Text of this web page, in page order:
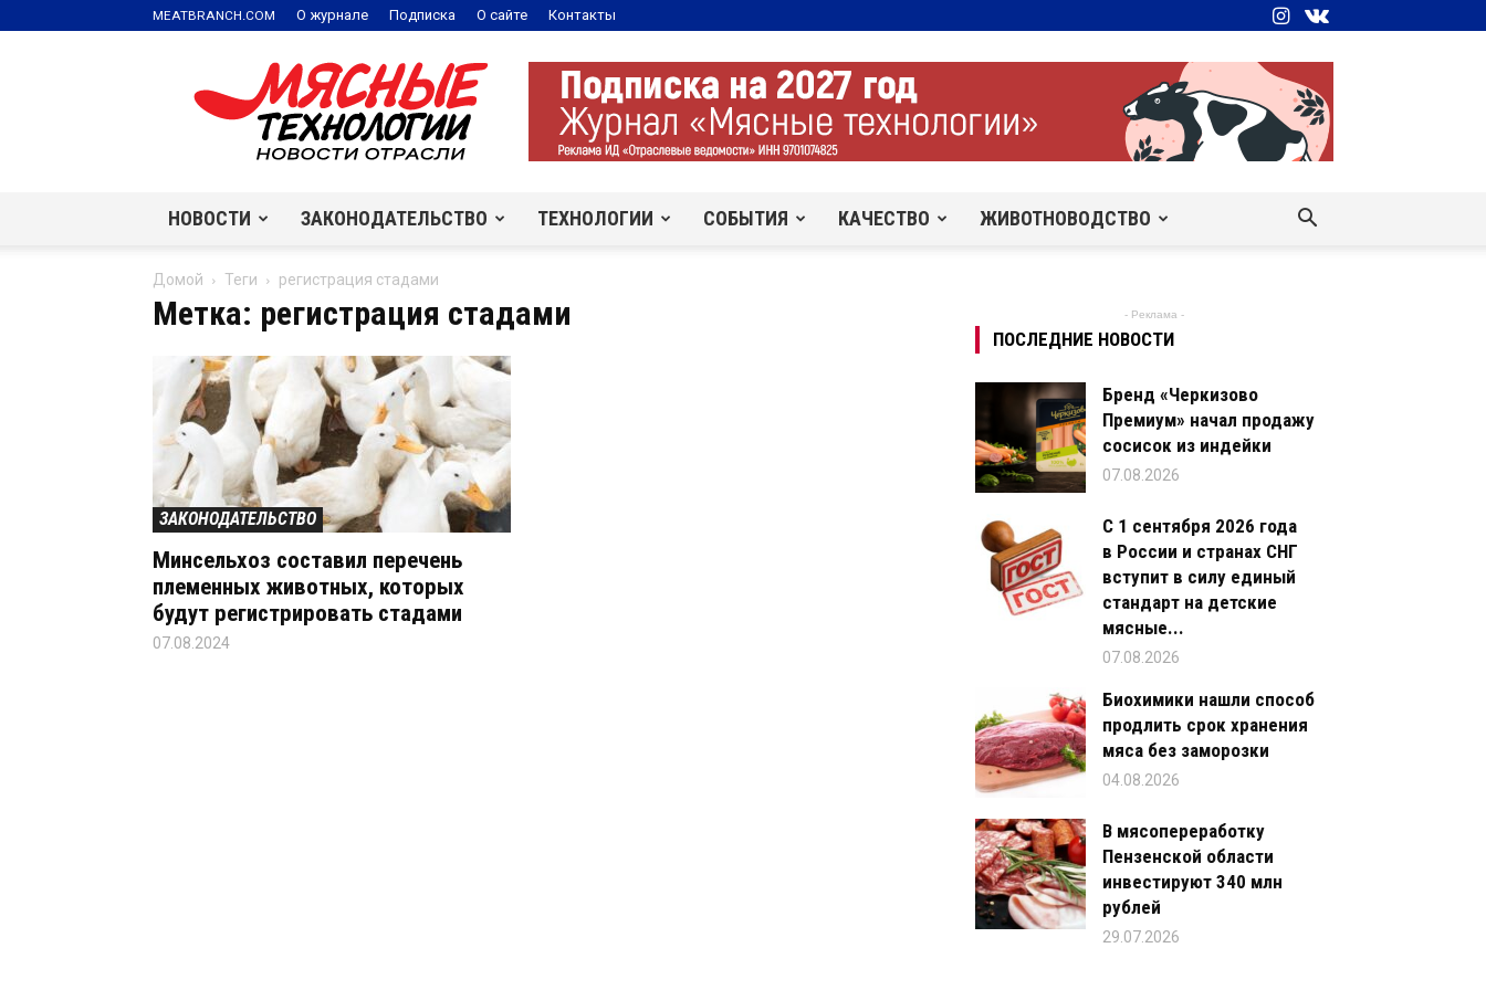
MEATBRANCH.COM О журнале Подписка О сайте Контакты
Мясные
технологии
|
Новости
отрасли
НОВОСТИ ЗАКОНОДАТЕЛЬСТВО ТЕХНОЛОГИИ СОБЫТИЯ КАЧЕСТВО ЖИВОТНОВОДСТВО
Домой Теги регистрация стадами
Метка: регистрация стадами
ЗАКОНОДАТЕЛЬСТВО
Минсельхоз составил перечень
племенных животных, которых
будут регистрировать стадами
07.08.2024
- Реклама -
ПОСЛЕДНИЕ НОВОСТИ
Бренд «Черкизово
Премиум» начал продажу
сосисок из индейки
07.08.2026
С 1 сентября 2026 года
в России и странах СНГ
вступит в силу единый
стандарт на детские
мясные...
07.08.2026
Биохимики нашли способ
продлить срок хранения
мяса без заморозки
04.08.2026
В мясопереработку
Пензенской области
инвестируют 340 млн
рублей
29.07.2026